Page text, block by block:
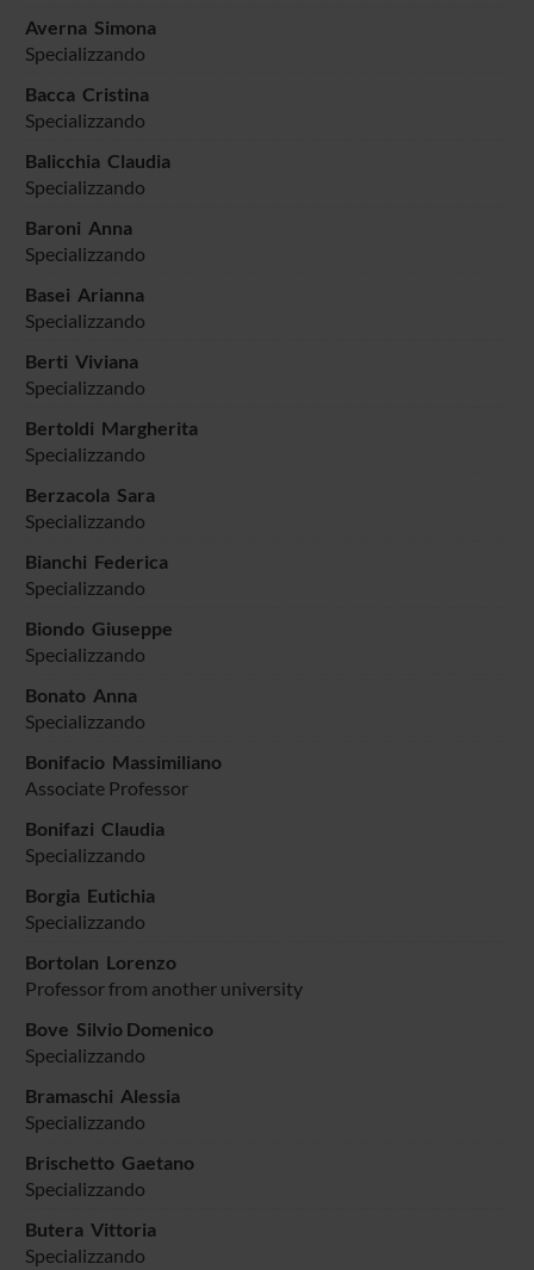
Averna Simona
Specializzando
Bacca Cristina
Specializzando
Balicchia Claudia
Specializzando
Baroni Anna
Specializzando
Basei Arianna
Specializzando
Berti Viviana
Specializzando
Bertoldi Margherita
Specializzando
Berzacola Sara
Specializzando
Bianchi Federica
Specializzando
Biondo Giuseppe
Specializzando
Bonato Anna
Specializzando
Bonifacio Massimiliano
Associate Professor
Bonifazi Claudia
Specializzando
Borgia Eutichia
Specializzando
Bortolan Lorenzo
Professor from another university
Bove Silvio Domenico
Specializzando
Bramaschi Alessia
Specializzando
Brischetto Gaetano
Specializzando
Butera Vittoria
Specializzando